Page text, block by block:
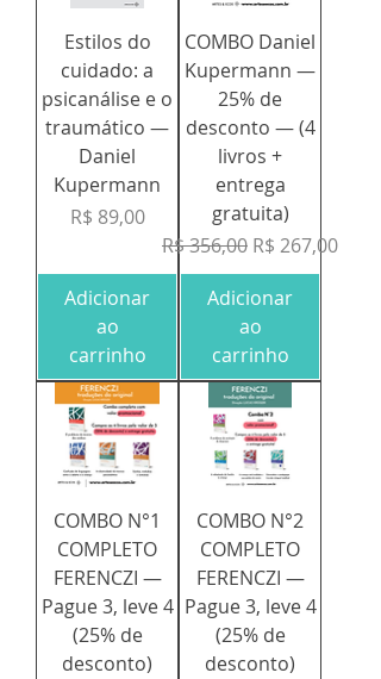
Estilos do
cuidado: a
psicanálise e o
traumático —
Daniel
Kupermann
Preço
R$ 89,00
Adicionar
ao
carrinho
COMBO Daniel
Kupermann —
25% de
desconto — (4
livros +
entrega
gratuita)
Preço normal
R$ 356,00 Preço
R$ 267,00
Adicionar
ao
carrinho
COMBO N°1
COMPLETO
FERENCZI —
Pague 3, leve 4
(25% de
desconto)
COMBO N°2
COMPLETO
FERENCZI —
Pague 3, leve 4
(25% de
desconto)